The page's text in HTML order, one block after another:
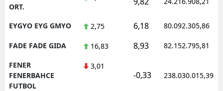
ORT.
EYGYO EYG GMYO 2,75 6,18 80.092.305,86
FADE FADE GIDA 16,83 8,93 82.152.795,81
FENER
FENERBAHCE
FUTBOL
3,01
-0,33 238.030.015,39